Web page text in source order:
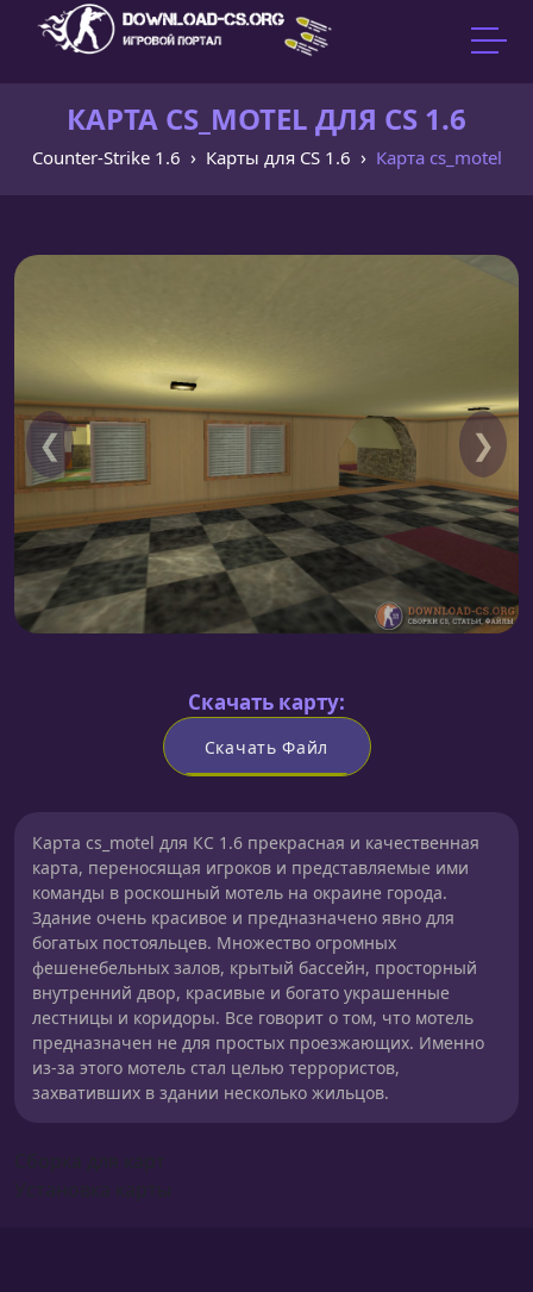
КАРТА CS_MOTEL ДЛЯ CS 1.6
Counter-Strike 1.6 Карты для CS 1.6 Карта cs_motel
❮ ❯
Скачать карту:
Скачать Файл
Карта cs_motel для КС 1.6 прекрасная и качественная
карта, переносящая игроков и представляемые ими
команды в роскошный мотель на окраине города.
Здание очень красивое и предназначено явно для
богатых постояльцев. Множество огромных
фешенебельных залов, крытый бассейн, просторный
внутренний двор, красивые и богато украшенные
лестницы и коридоры. Все говорит о том, что мотель
предназначен не для простых проезжающих. Именно
из-за этого мотель стал целью террористов,
захвативших в здании несколько жильцов.